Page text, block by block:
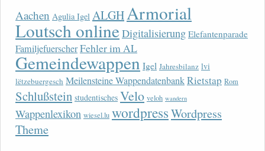
Aachen Agulia Igel ALGH Armorial
Loutsch onlineDigitalisierung Elefantenparade
FamiljefuerscherFehler im AL
Gemeindewappen Igel Jahresbilanz lvi
lëtzebuergesch Meilensteine WappendatenbankRietstap Rom
Schlußstein studentisches Velo veloh wandern
Wappenlexikon wiesel.lu wordpressWordpress
Theme